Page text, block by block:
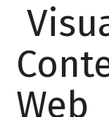
Web